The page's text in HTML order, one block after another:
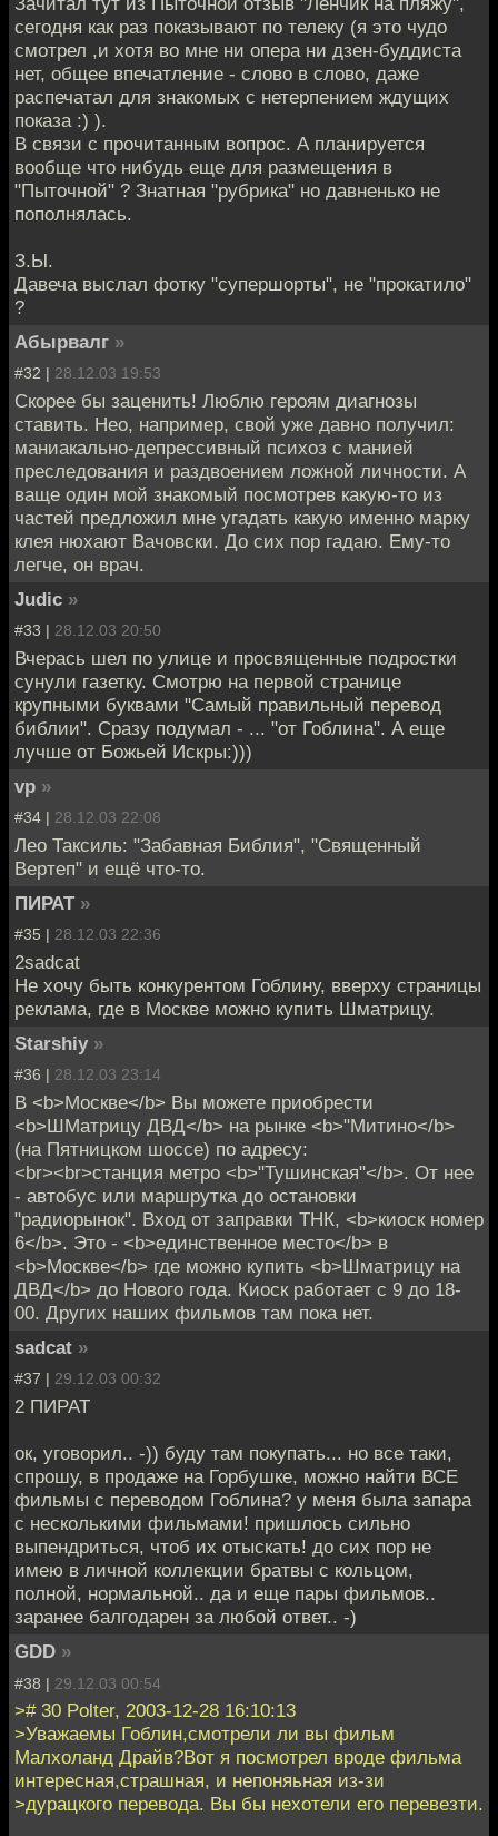
сегодня как раз показывают по телеку (я это чудо
смотрел ,и хотя во мне ни опера ни дзен-буддиста
нет, общее впечатление - слово в слово, даже
распечатал для знакомых с нетерпением ждущих
показа :) ).
В связи с прочитанным вопрос. А планируется
вообще что нибудь еще для размещения в
"Пыточной" ? Знатная "рубрика" но давненько не
пополнялась.
З.Ы.
Давеча выслал фотку "супершорты", не "прокатило"
?
Абырвалг »
#32 | 28.12.03 19:53
Скорее бы заценить! Люблю героям диагнозы
ставить. Нео, например, свой уже давно получил:
маниакально-депрессивный психоз с манией
преследования и раздвоением ложной личности. А
ваще один мой знакомый посмотрев какую-то из
частей предложил мне угадать какую именно марку
клея нюхают Вачовски. До сих пор гадаю. Ему-то
легче, он врач.
Judic »
#33 | 28.12.03 20:50
Вчерась шел по улице и просвященные подростки
сунули газетку. Смотрю на первой странице
крупными буквами "Самый правильный перевод
библии". Сразу подумал - ... "от Гоблина". А еще
лучше от Божьей Искры:)))
vp »
#34 | 28.12.03 22:08
Лео Таксиль: "Забавная Библия", "Священный
Вертеп" и ещё что-то.
ПИРАТ »
#35 | 28.12.03 22:36
2sadcat
Не хочу быть конкурентом Гоблину, вверху страницы
реклама, где в Москве можно купить Шматрицу.
Starshiy »
#36 | 28.12.03 23:14
В <b>Москве</b> Вы можете приобрести
<b>ШМатрицу ДВД</b> на рынке <b>"Митино</b>
(на Пятницком шоссе) по адресу:
<br><br>станция метро <b>"Тушинская"</b>. От нее
- автобус или маршрутка до остановки
"радиорынок". Вход от заправки ТНК, <b>киоск номер
6</b>. Это - <b>единственное место</b> в
<b>Москве</b> где можно купить <b>Шматрицу на
ДВД</b> до Нового года. Киоск работает с 9 до 18-
00. Других наших фильмов там пока нет.
sadcat »
#37 | 29.12.03 00:32
2 ПИРАТ
ок, уговорил.. -)) буду там покупать... но все таки,
спрошу, в продаже на Горбушке, можно найти ВСЕ
фильмы с переводом Гоблина? у меня была запара
с несколькими фильмами! пришлось сильно
выпендриться, чтоб их отыскать! до сих пор не
имею в личной коллекции братвы с кольцом,
полной, нормальной.. да и еще пары фильмов..
заранее балгодарен за любой ответ.. -)
GDD »
#38 | 29.12.03 00:54
># 30 Polter, 2003-12-28 16:10:13
>Уважаемы Гоблин,смотрели ли вы фильм
Малхоланд Драйв?Вот я посмотрел вроде фильма
интересная,страшная, и непоняьная из-зи
>дурацкого перевода. Вы бы нехотели его перевезти.